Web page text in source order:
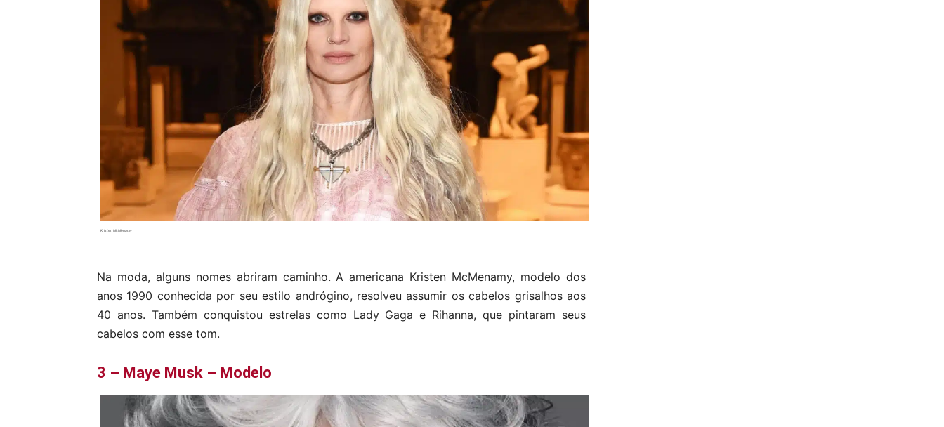
Kristen McMenamy
Na moda, alguns nomes abriram caminho. A americana Kristen McMenamy, modelo dos
anos 1990 conhecida por seu estilo andrógino, resolveu assumir os cabelos grisalhos aos
40 anos. Também conquistou estrelas como Lady Gaga e Rihanna, que pintaram seus
cabelos com esse tom.
3 – Maye Musk – Modelo